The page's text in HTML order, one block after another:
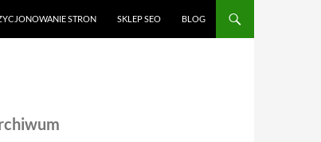
STRON SKLEP SEO BLOG